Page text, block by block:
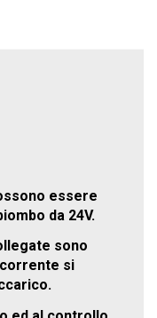
essere
da 24V.
sono
si